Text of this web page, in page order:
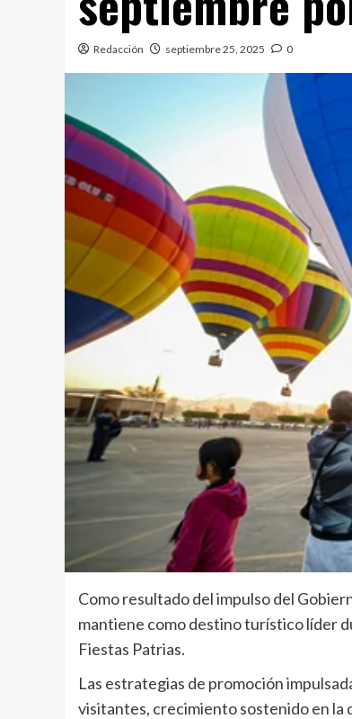
Redacción septiembre 25, 2025 0
Como resultado del impulso del
mantiene como destino turístico líder
Fiestas Patrias.
Las estrategias de promoción
visitantes, crecimiento sostenido en la